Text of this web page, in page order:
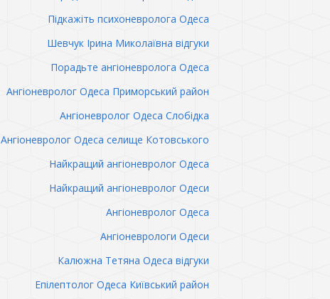
Підкажіть психоневролога Одеса
Шевчук Ірина Миколаївна відгуки
Порадьте ангіоневролога Одеса
Ангіоневролог Одеса Приморський район
Ангіоневролог Одеса Слобідка
Ангіоневролог Одеса селище Котовського
Найкращий ангіоневролог Одеса
Найкращий ангіоневролог Одеси
Ангіоневролог Одеса
Ангіоневрологи Одеси
Калюжна Тетяна Одеса відгуки
Епілептолог Одеса Київський район